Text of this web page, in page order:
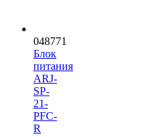
048771
Блок
питания
ARJ-
SP-
21-
PFC-
R